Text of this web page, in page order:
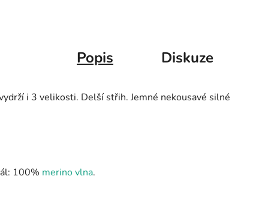
Popis Diskuze
i 3 velikosti. Delší střih. Jemné nekousavé silné
100% merino vlna.